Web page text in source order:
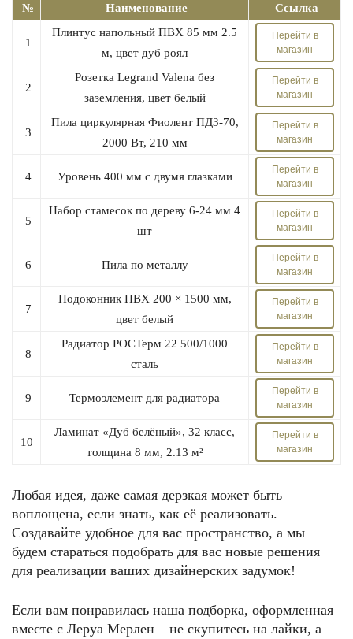
№ Наименование Ссылка
1
Плинтус напольный ПВХ 85 мм 2.5
м, цвет дуб роял
Перейти в
магазин
2
Розетка Legrand Valena без
заземления, цвет белый
Перейти в
магазин
3
Пила циркулярная Фиолент ПД3-70,
2000 Вт, 210 мм
Перейти в
магазин
4 Уровень 400 мм с двумя глазками
Перейти в
магазин
5
Набор стамесок по дереву 6-24 мм 4
шт
Перейти в
магазин
6 Пила по металлу
Перейти в
магазин
7
Подоконник ПВХ 200 × 1500 мм,
цвет белый
Перейти в
магазин
8
Радиатор РОСТерм 22 500/1000
сталь
Перейти в
магазин
9 Термоэлемент для радиатора
Перейти в
магазин
10
Ламинат «Дуб белёный», 32 класс,
толщина 8 мм, 2.13 м²
Перейти в
магазин
Любая идея, даже самая дерзкая может быть
воплощена, если знать, как её реализовать.
Создавайте удобное для вас пространство, а мы
будем стараться подобрать для вас новые решения
для реализации ваших дизайнерских задумок!
Если вам понравилась наша подборка, оформленная
вместе с Леруа Мерлен – не скупитесь на лайки, а